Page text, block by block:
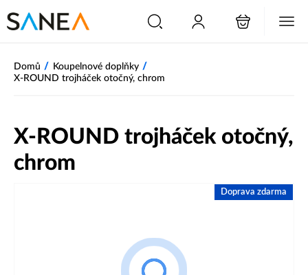
Domů / Koupelnové doplňky /
X-ROUND trojháček otočný, chrom
X-ROUND trojháček otočný,
chrom
Doprava zdarma